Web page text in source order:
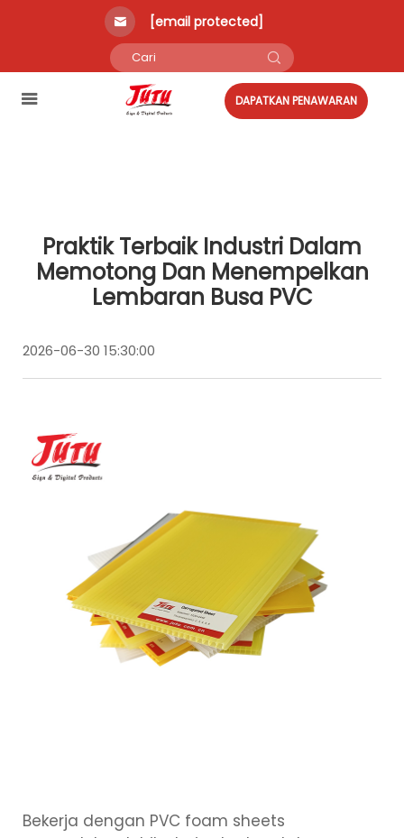
[email protected]
DAPATKAN PENAWARAN
Praktik Terbaik Industri Dalam
Memotong Dan Menempelkan
Lembaran Busa PVC
2026-06-30 15:30:00
Bekerja dengan PVC foam sheets